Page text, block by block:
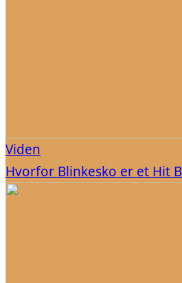
Viden
Hvorfor Blinkesko er et Hit